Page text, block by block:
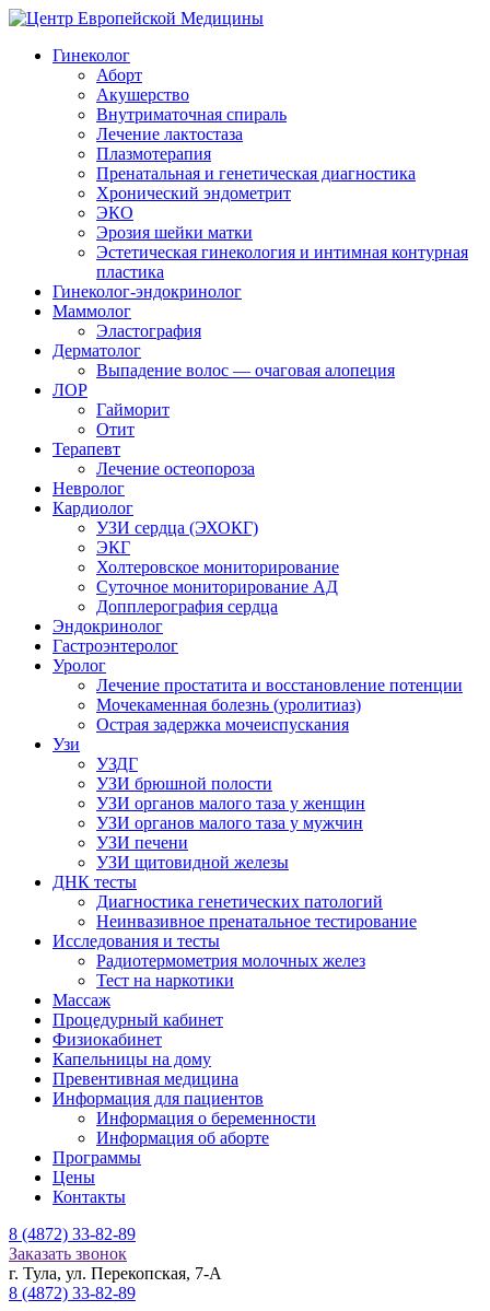
Гинеколог
Аборт
Акушерство
Внутриматочная спираль
Лечение лактостаза
Плазмотерапия
Пренатальная и генетическая диагностика
Хронический эндометрит
ЭКО
Эрозия шейки матки
Эстетическая гинекология и интимная контурная
пластика
Гинеколог-эндокринолог
Маммолог
Эластография
Дерматолог
Выпадение волос — очаговая алопеция
ЛОР
Гайморит
Отит
Терапевт
Лечение остеопороза
Невролог
Кардиолог
УЗИ сердца (ЭХОКГ)
ЭКГ
Холтеровское мониторирование
Суточное мониторирование АД
Допплерография сердца
Эндокринолог
Гастроэнтеролог
Уролог
Лечение простатита и восстановление потенции
Мочекаменная болезнь (уролитиаз)
Острая задержка мочеиспускания
Узи
УЗДГ
УЗИ брюшной полости
УЗИ органов малого таза у женщин
УЗИ органов малого таза у мужчин
УЗИ печени
УЗИ щитовидной железы
ДНК тесты
Диагностика генетических патологий
Неинвазивное пренатальное тестирование
Исследования и тесты
Радиотермометрия молочных желез
Тест на наркотики
Массаж
Процедурный кабинет
Физиокабинет
Капельницы на дому
Превентивная медицина
Информация для пациентов
Информация о беременности
Информация об аборте
Программы
Цены
Контакты
8 (4872) 33-82-89
Заказать звонок
г. Тула, ул. Перекопская, 7-А
8 (4872) 33-82-89